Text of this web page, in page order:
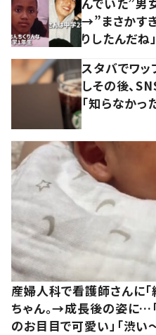
→”まさかす
りしたんだね
スタバでワッ
しその後、
「知らなかっ
産婦人科で看護師さんに
ちゃん。→成長後の姿に…
のお目目で可愛い」「渋い～